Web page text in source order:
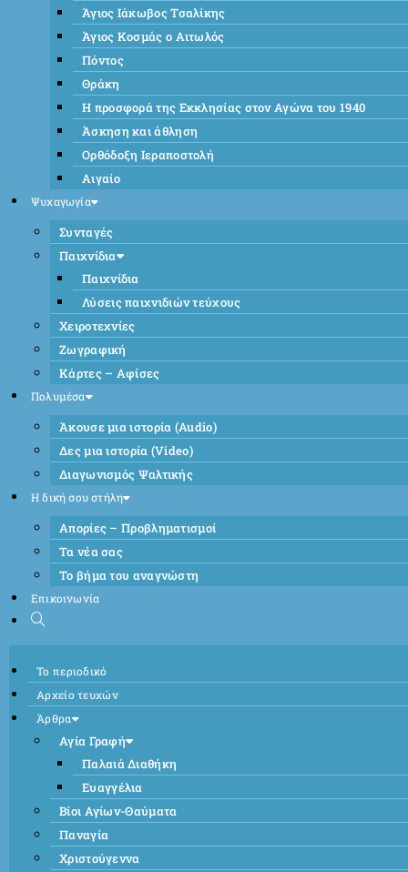
Άγιος Ιάκωβος Τσαλίκης
Άγιος Κοσμάς ο Αιτωλός
Πόντος
Θράκη
Η προσφορά της Εκκλησίας στον Αγώνα του 1940
Άσκηση και άθληση
Ορθόδοξη Ιεραποστολή
Αιγαίο
Ψυχαγωγία
Συνταγές
Παιχνίδια
Παιχνίδια
Λύσεις παιχνιδιών τεύχους
Χειροτεχνίες
Ζωγραφική
Κάρτες – Αφίσες
Πολυμέσα
Άκουσε μια ιστορία (Audio)
Δες μια ιστορία (Video)
Διαγωνισμός Ψαλτικής
Η δική σου στήλη
Απορίες – Προβληματισμοί
Τα νέα σας
Το βήμα του αναγνώστη
Επικοινωνία
Το περιοδικό
Αρχείο τευχών
Άρθρα
Αγία Γραφή
Παλαιά Διαθήκη
Ευαγγέλια
Βίοι Αγίων-Θαύματα
Παναγία
Χριστούγεννα